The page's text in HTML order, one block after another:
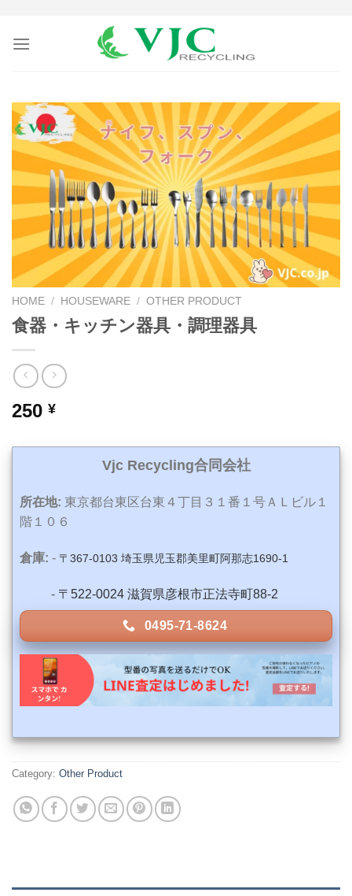
HOME / HOUSEWARE / OTHER PRODUCT
食器・キッチン器具・調理器具
250 ¥
Vjc Recycling合同会社
所在地: 東京都台東区台東４丁目３１番１号ＡＬビル１
階１０６
倉庫: - 〒367-0103 埼玉県児玉郡美里町阿那志1690-1
- 〒522-0024 滋賀県彦根市正法寺町88-2
0495-71-8624
Category: Other Product